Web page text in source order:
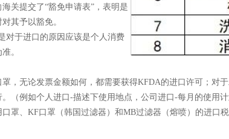
关提交了“豁免申请表”，表明是
其予以豁免。
对于进口的原因应该是个人消费
。
，无论发票金额如何，都需要获得KFDA的进口许可；对
（例如个人进口-描述下使用地点，公司进口-每月的使用计
罩、KF口罩（韩国过滤器）和MB过滤器（熔喷）的进口税